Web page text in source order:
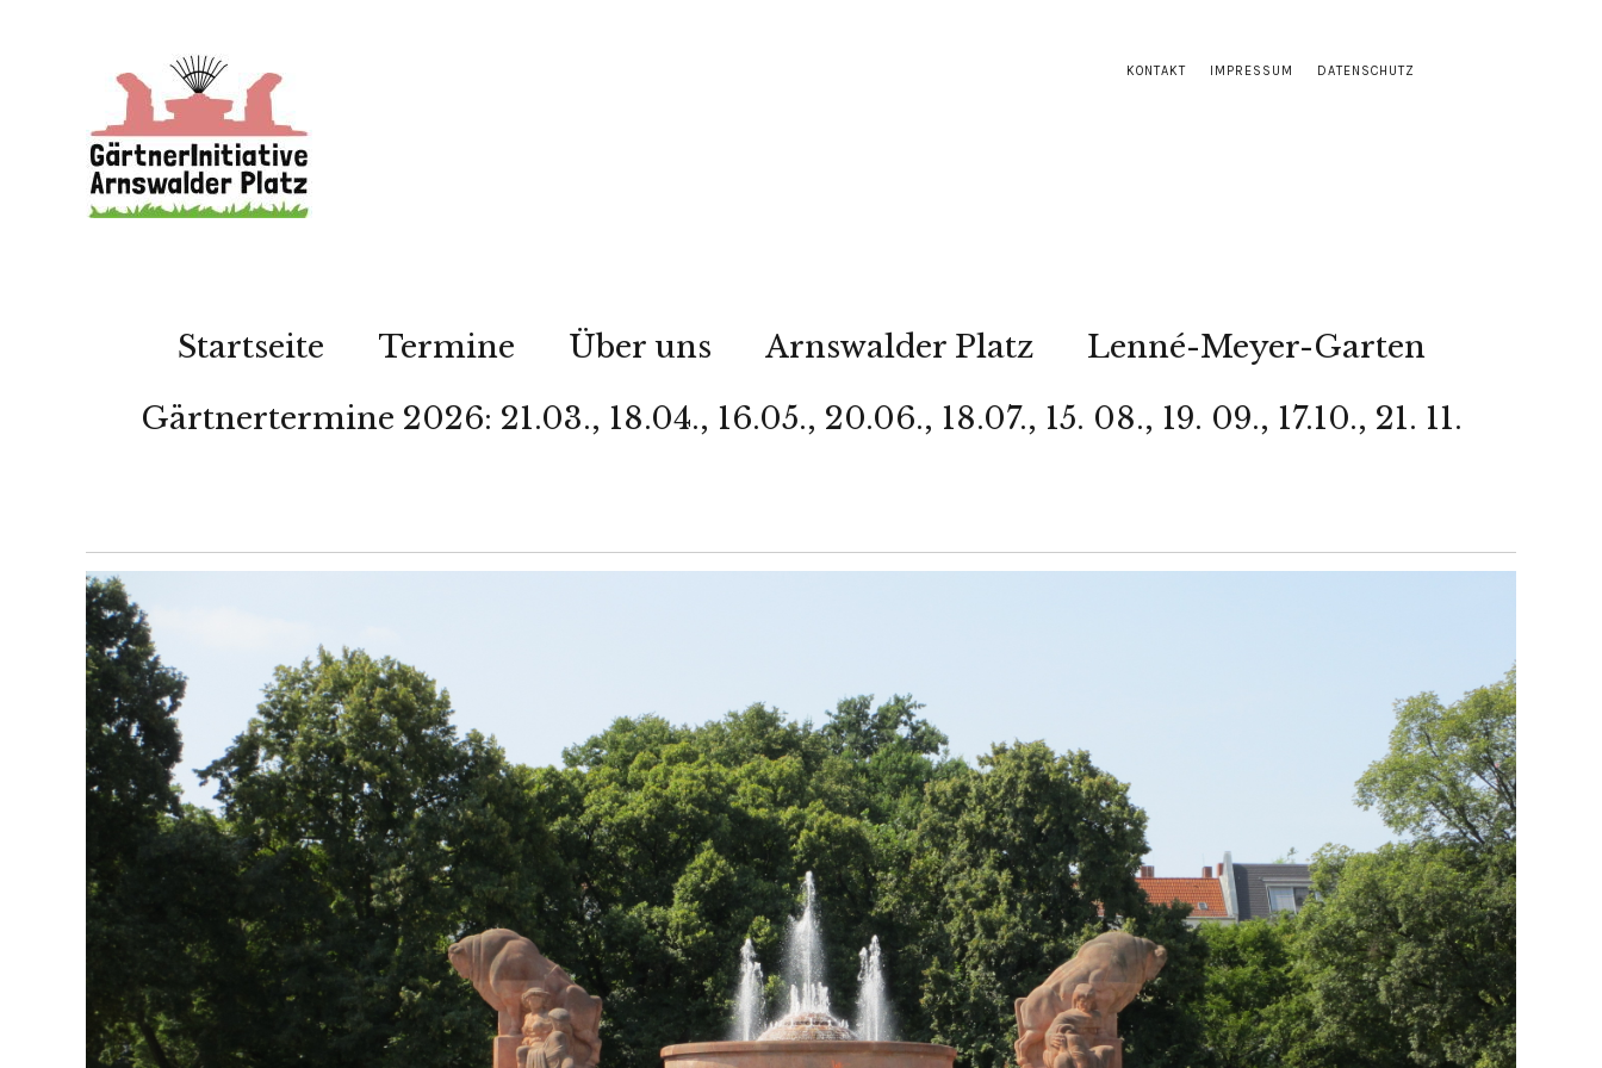
KONTAKT IMPRESSUM DATENSCHUTZ
Startseite Termine Über uns Arnswalder Platz
Lenné-Meyer-Garten
Gärtnertermine 2026: 21.03., 18.04., 16.05., 20.06., 18.07., 15. 08., 19. 09., 17.10., 21. 11.